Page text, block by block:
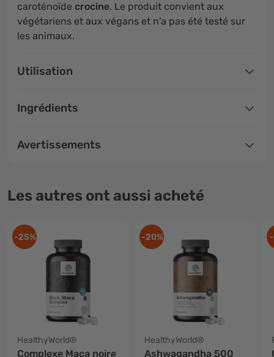
caroténoïde crocine. Le produit convient aux
végétariens et aux végans et n'a pas été testé sur
les animaux.
Utilisation
Ingrédients
Avertissements
Les autres ont aussi acheté
-25%
HealthyWorld®
Complexe Maca noire
-20%
HealthyWorld®
Ashwagandha 500